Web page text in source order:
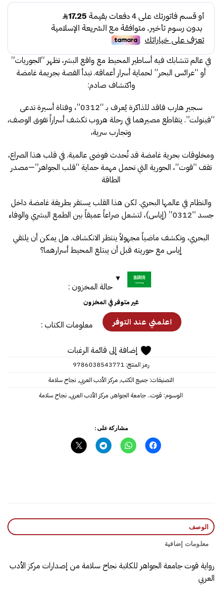
في عالم تتشابك فيه أساطير المحيط مع واقع البشر، تظهر “الجوريات”
أو “عرائس البحر” لحماية أسرار أعماقه. تبدأ القصة بجريمة غامضة
واكتشاف صادم:
سجير هارب فاقد للذاكرة يُعرف بـ “0312”، وفتاة أسيرة تدعى
“فينولت”. يتقاطع مصيرهما في رحلة هروب تكشف أسراراً تفوق الوصف،
وتجارب سرية،
ومخلوقات بحرية غامضة قد تُحدث فوضى عالمية. في قلب هذا الصراع،
تقف “قوت”، الحورية التي تحمل مهمة حماية “قلب الجواهر”—مصدر
الطاقة
والنظام في عالمها البحري. لكن هذا القلب يستقر بطريقة غامضة داخل
جسد “0312” (إياس)، لتشعل صراعاً عميقاً بين الطمع البشري والوفاء
البحري، وتكشف ماضياً مجهولاً ينتظر الانكشاف. هل يمكن أن يلتقي
إياس مع حوريته قبل أن يبتلع المحيط أسرارهما؟
حالة المخزون :
غير متوفر في المخزون
معلومات الكتاب :
إضافة إلى قائمة الرغبات
رمز المنتج: 9786038543771
التصنيفات:جميع الكتب, مركز الأدب العربي, نجاح سلامة
الوسوم: قوت.. جامعة الجواهر, مركز الأدب العربي, نجاح سلامة
مشاركة على :
الوصف
معلومات إضافية
رواية قوت جامعة الجواهر للكاتبة نجاح سلامة من إصدارات مركز الأدب
العربي